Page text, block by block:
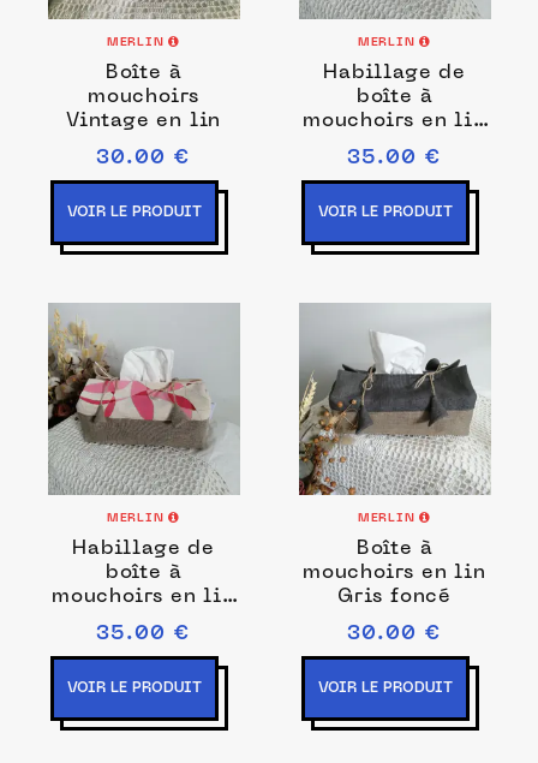
MERLIN
Boîte à
mouchoirs
Vintage en lin
30.00 €
VOIR LE PRODUIT
MERLIN
Habillage de
boîte à
mouchoirs en lin
peint à la main
Orange
35.00 €
VOIR LE PRODUIT
MERLIN
Habillage de
boîte à
mouchoirs en lin
peint à la main
Rose
35.00 €
VOIR LE PRODUIT
MERLIN
Boîte à
mouchoirs en lin
Gris foncé
30.00 €
VOIR LE PRODUIT